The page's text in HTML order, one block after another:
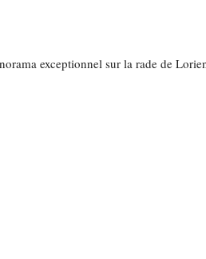
exceptionnel sur la rade de